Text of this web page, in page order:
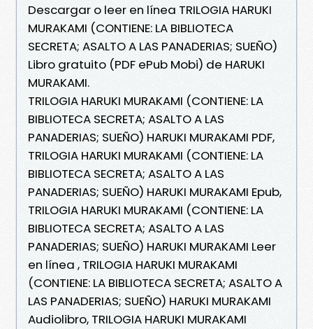
Descargar o leer en línea TRILOGIA HARUKI
MURAKAMI (CONTIENE: LA BIBLIOTECA
SECRETA; ASALTO A LAS PANADERIAS; SUEÑO)
Libro gratuito (PDF ePub Mobi) de HARUKI
MURAKAMI.
TRILOGIA HARUKI MURAKAMI (CONTIENE: LA
BIBLIOTECA SECRETA; ASALTO A LAS
PANADERIAS; SUEÑO) HARUKI MURAKAMI PDF,
TRILOGIA HARUKI MURAKAMI (CONTIENE: LA
BIBLIOTECA SECRETA; ASALTO A LAS
PANADERIAS; SUEÑO) HARUKI MURAKAMI Epub,
TRILOGIA HARUKI MURAKAMI (CONTIENE: LA
BIBLIOTECA SECRETA; ASALTO A LAS
PANADERIAS; SUEÑO) HARUKI MURAKAMI Leer
en línea , TRILOGIA HARUKI MURAKAMI
(CONTIENE: LA BIBLIOTECA SECRETA; ASALTO A
LAS PANADERIAS; SUEÑO) HARUKI MURAKAMI
Audiolibro, TRILOGIA HARUKI MURAKAMI